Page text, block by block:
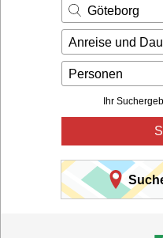
Göteborg
Anreise und
Personen
Ihr